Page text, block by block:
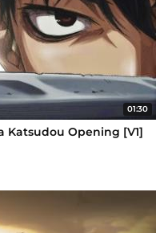
01:30
Katsudou Opening [V1]